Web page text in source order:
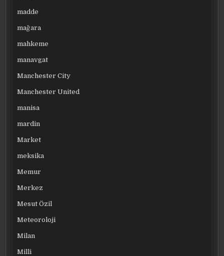
madde
mağara
mahkeme
manavgat
Manchester City
Manchester United
manisa
mardin
Market
meksika
Memur
Merkez
Mesut Özil
Meteoroloji
Milan
Milli